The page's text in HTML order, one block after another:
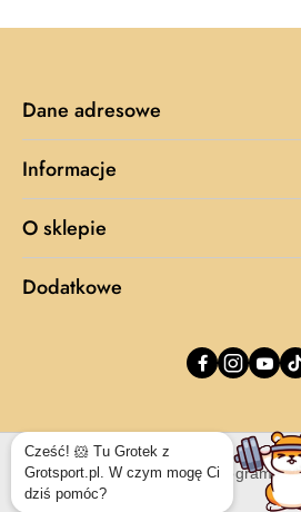
Cześć! 🐹 Tu Grotek z
Grotsport.pl. W czym mogę Ci
dziś pomóc?
Dane adresowe
Informacje
O sklepie
Dodatkowe
Sklep internetowy na